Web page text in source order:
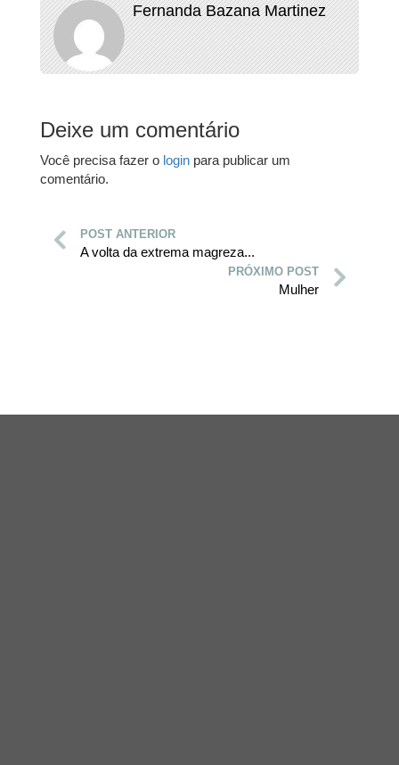
Fernanda Bazana Martinez
Deixe um comentário
Você precisa fazer o login para publicar um
comentário.
POST ANTERIOR
A volta da extrema magreza...
PRÓXIMO POST
Mulher